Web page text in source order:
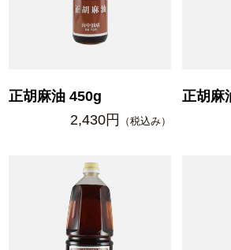
正胡麻油 450g
2,430円
（税込み）
正胡麻